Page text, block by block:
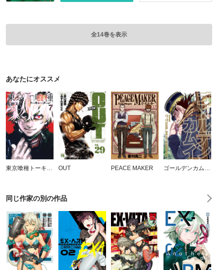
全14巻を表示
あなたにオススメ
東京喰種トーキョーグール OUT PEACE MAKER ゴールデンカムイ カラー版
同じ作家の別の作品